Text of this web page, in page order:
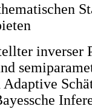
inverser